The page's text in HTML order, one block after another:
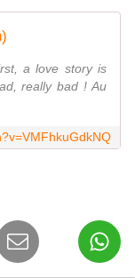
a love story is
really bad ! Au